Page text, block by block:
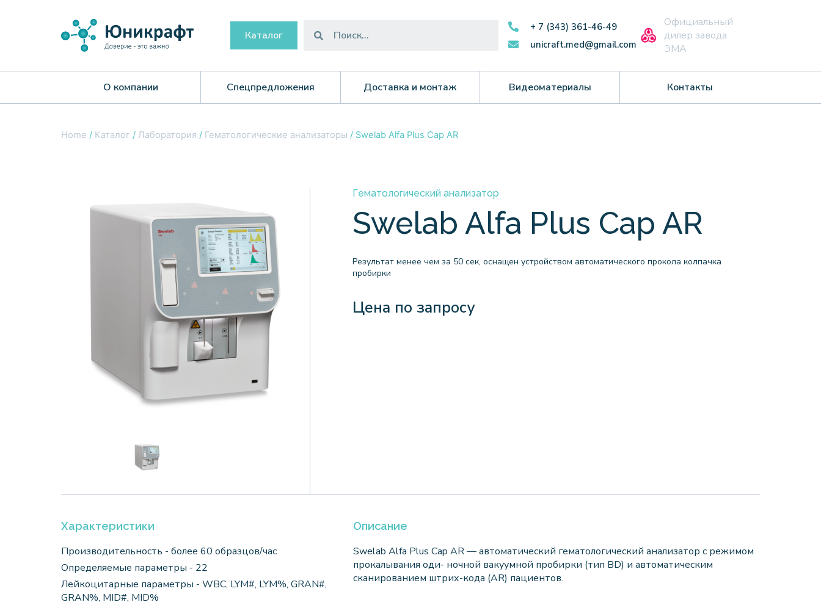
Каталог
+ 7 (343) 361-46-49
unicraft.med@gmail.com
Официальный
дилер завода
ЭМА
О компании Спецпредложения Доставка и монтаж Видеоматериалы Контакты
Home / Каталог / Лаборатория / Гематологические анализаторы / Swelab Alfa Plus Cap AR
Гематологический анализатор
Swelab Alfa Plus Cap AR
Результат менее чем за 50 сек, оснащен устройством автоматического прокола колпачка
пробирки
Цена по запросу
Характеристики
Производительность - более 60 образцов/час
Определяемые параметры - 22
Лейкоцитарные параметры - WBC, LYM#, LYM%, GRAN#,
GRAN%, MID#, MID%
Описание
Swelab Alfa Plus Cap AR — автоматический гематологический анализатор с режимом
прокалывания оди- ночной вакуумной пробирки (тип BD) и автоматическим
сканированием штрих-кода (AR) пациентов.